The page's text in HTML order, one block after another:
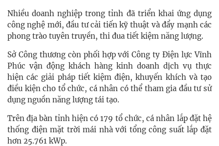
Nhiều doanh nghiệp trong tỉnh đã triển khai ứng dụng
công nghệ mới, đầu tư cải tiến kỹ thuật và đẩy mạnh các
phong trào tuyên truyền, thi đua tiết kiệm năng lượng.
Sở Công thương còn phối hợp với Công ty Điện lực Vĩnh
Phúc vận động khách hàng kinh doanh dịch vụ thực
hiện các giải pháp tiết kiệm điện, khuyến khích và tạo
điều kiện cho tổ chức, cá nhân có thể tham gia đầu tư sử
dụng nguồn năng lượng tái tạo.
Trên địa bàn tỉnh hiện có 179 tổ chức, cá nhân lắp đặt hệ
thống điện mặt trời mái nhà với tổng công suất lắp đặt
hơn 25.761 kWp.